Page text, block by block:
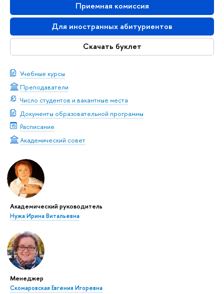
Приемная комиссия
Для иностранных абитуриентов
Скачать буклет
Учебные курсы
Преподаватели
Число студентов и вакантные места
Документы образовательной программы
Расписание
Академический совет
Академический руководитель
Нужа Ирина Витальевна
Менеджер
Скомаровская Евгения Игоревна